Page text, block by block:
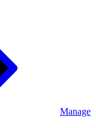
Manage